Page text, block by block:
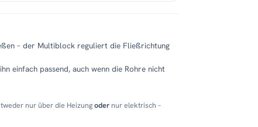
– der Multiblock reguliert die Fließrichtung
einfach passend, auch wenn die Rohre nicht
nur über die Heizungoder nur elektrisch –